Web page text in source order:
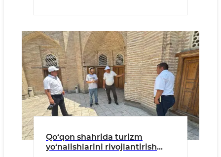
Qo‘qon shahrida turizm
yo‘nalishlarini rivojlantirish